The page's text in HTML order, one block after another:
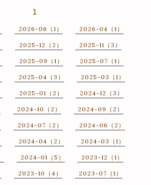
1
2026-06（1） 2026-04（1）
2025-12（2） 2025-11（3）
2025-09（1） 2025-07（1）
2025-04（3） 2025-03（1）
2025-01（2） 2024-12（3）
2024-10（2） 2024-09（2）
2024-07（2） 2024-06（2）
2024-04（2） 2024-03（1）
2024-01（5） 2023-12（1）
2023-10（4） 2023-07（1）